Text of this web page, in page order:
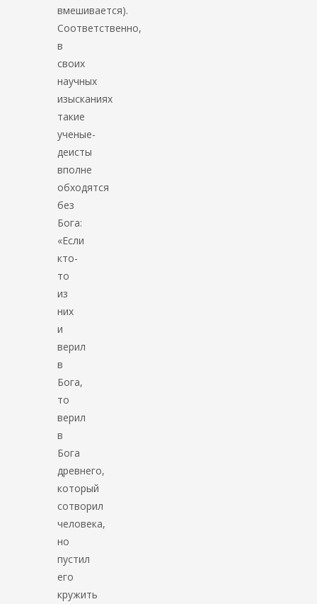
вмешивается).
Соответственно,
в
своих
научных
изысканиях
такие
ученые-
деисты
вполне
обходятся
без
Бога:
«Если
кто-
то
из
них
и
верил
в
Бога,
то
верил
в
Бога
древнего,
который
сотворил
человека,
но
пустил
его
кружить